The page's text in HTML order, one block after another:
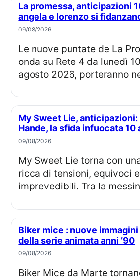
La promessa, anticipazioni 10 al 14 agosto:
angela e lorenzo si
09/08/2026
Le nuove puntate de La Promessa, in
onda su Rete 4 da lunedì
agosto 2026, porteranno
My Sweet Lie, anticipazioni: Kayra vs
Hande, la sfida infuocata 10
09/08/2026
My Sweet Lie torna con una settimana
ricca di tensioni, equivoci
imprevedibili. Tra la
Biker mice : nuove immagini del reboot
della serie animata anni ’90
09/08/2026
Biker Mice da Marte tornano su Netflix: